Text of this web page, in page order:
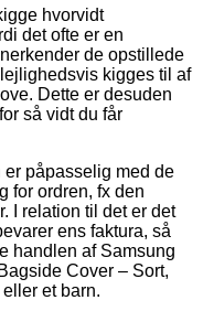
hvorvidt
det ofte er en
de opstillede
kigges til af
Dette er desuden
så vidt du får
påpasselig med de
for ordren, fx den
I relation til det er det
ens faktura, så
handlen af Samsung
Cover – Sort,
et barn.